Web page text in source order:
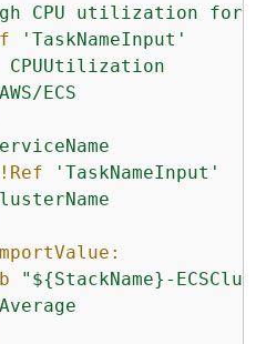
CPU utilization for
'TaskNameInput'
CPUUtilization
AWS/ECS
!Ref
'TaskNameInput'
"${StackName}-
Average